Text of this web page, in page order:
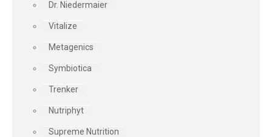
Dr. Niedermaier
Vitalize
Metagenics
Symbiotica
Trenker
Nutriphyt
Supreme Nutrition